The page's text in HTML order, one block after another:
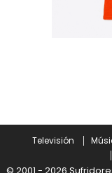
Televisión